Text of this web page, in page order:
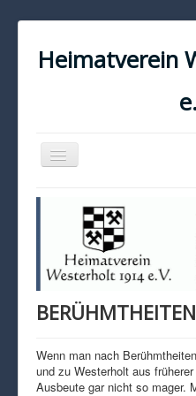
Heimatverein
Navigation
an/aus
KONTAKT
IMPRESSUM
DATENSCHUTZ
BERÜHMTHEITEN
Wenn man nach
und zu Westerholt aus
Ausbeute gar nicht so mager.